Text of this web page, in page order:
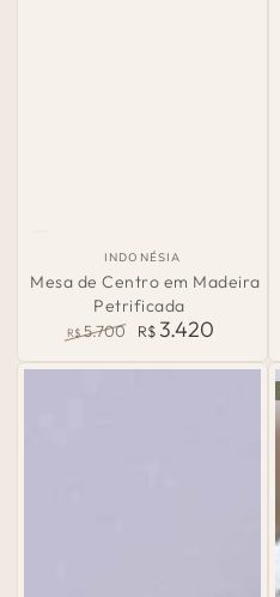
País
de
Origem:
INDONÉSIA
Mesa de Centro em Madeira
Petrificada
normal
R$ 5.700
de
R$3.420